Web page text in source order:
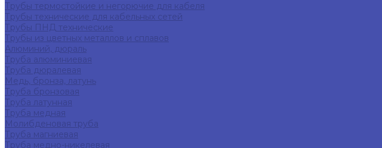
Трубы термостойкие и негорючие для кабеля
Трубы технические для кабельных сетей
Трубы ПНД технические
Трубы из цветных металлов и сплавов
Алюминий, дюраль
Труба алюминиевая
Труба дюралевая
Медь, бронза, латунь
Труба бронзовая
Труба латунная
Труба медная
Молибденовая труба
Труба магниевая
Труба медно-никелевая